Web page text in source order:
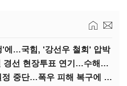
'에…국힘, '강선우 철회' 압박
민주당, 호남·수도권 경선 현장투표 연기…수해복구 집중
박찬대 "개인 선거일정 중단…폭우 피해 복구에 당력 집중해야"